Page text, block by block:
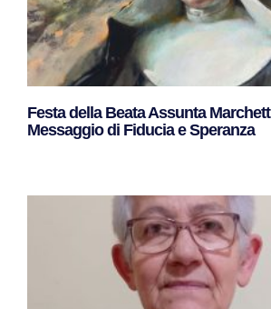
Festa della Beata Assunta
Messaggio di Fiducia e Speranza